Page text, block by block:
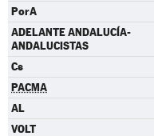
PorA
ADELANTE ANDALUCÍA-
ANDALUCISTAS
Cs
PACMA
AL
VOLT